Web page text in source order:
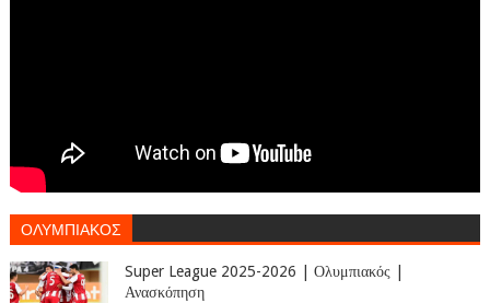
ΟΛΥΜΠΙΑΚΟΣ
Super League 2025-2026 | Ολυμπιακός |
Ανασκόπηση